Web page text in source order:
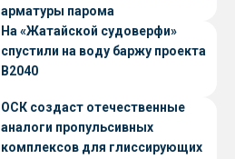
арматуры парома
«Петропавловск» проекта CNF22
На «Жатайской судоверфи»
спустили на воду баржу проекта
В2040
ОСК создаст отечественные
аналоги пропульсивных
комплексов для глиссирующих